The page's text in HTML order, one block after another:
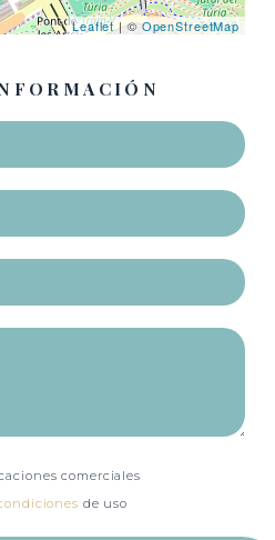
Leaflet| ©OpenStreetMap
comerciales
de uso